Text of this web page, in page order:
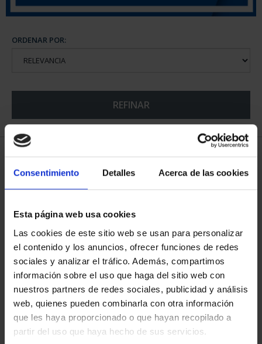
Consentimiento Detalles Acerca de las cookies
Esta página web usa cookies
Las cookies de este sitio web se usan para personalizar
el contenido y los anuncios, ofrecer funciones de redes
sociales y analizar el tráfico. Además, compartimos
información sobre el uso que haga del sitio web con
nuestros partners de redes sociales, publicidad y análisis
web, quienes pueden combinarla con otra información
que les haya proporcionado o que hayan recopilado a
partir del uso que haya hecho de sus servicios.
ORDENAR POR:
REFINAR
6 Productos encontrados
CAPITALES ESPAÑOLAS
- MADRID
73,00 €
SUSCRIPCIÓN
CAPITALES DE
PROVINCIA 1